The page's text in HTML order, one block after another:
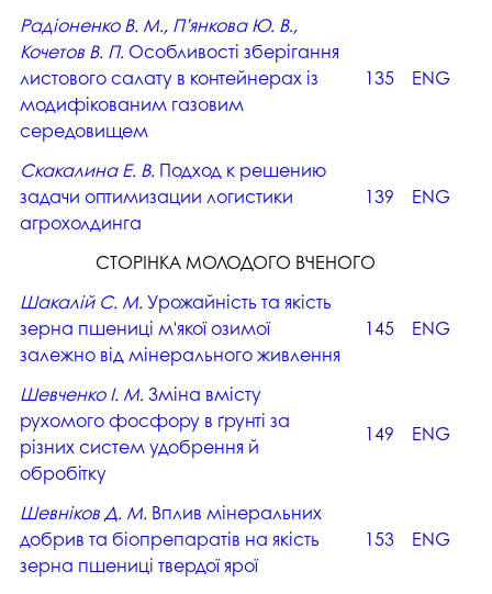
Радіоненко В. М., П’янкова Ю. В.,
Кочетов В. П. Особливості зберігання
листового салату в контейнерах із
модифікованим газовим
середовищем
135 ENG
Скакалина Е. В. Подход к решению
задачи оптимизации логистики
агрохолдинга
139 ENG
СТОРІНКА МОЛОДОГО ВЧЕНОГО
Шакалій С. М. Урожайність та якість
зерна пшениці м'якої озимої
залежно від мінерального живлення
145 ENG
Шевченко І. М. Зміна вмісту
рухомого фосфору в ґрунті за
різних систем удобрення й
обробітку
149 ENG
Шевніков Д. М. Вплив мінеральних
добрив та біопрепаратів на якість
зерна пшениці твердої ярої
153 ENG